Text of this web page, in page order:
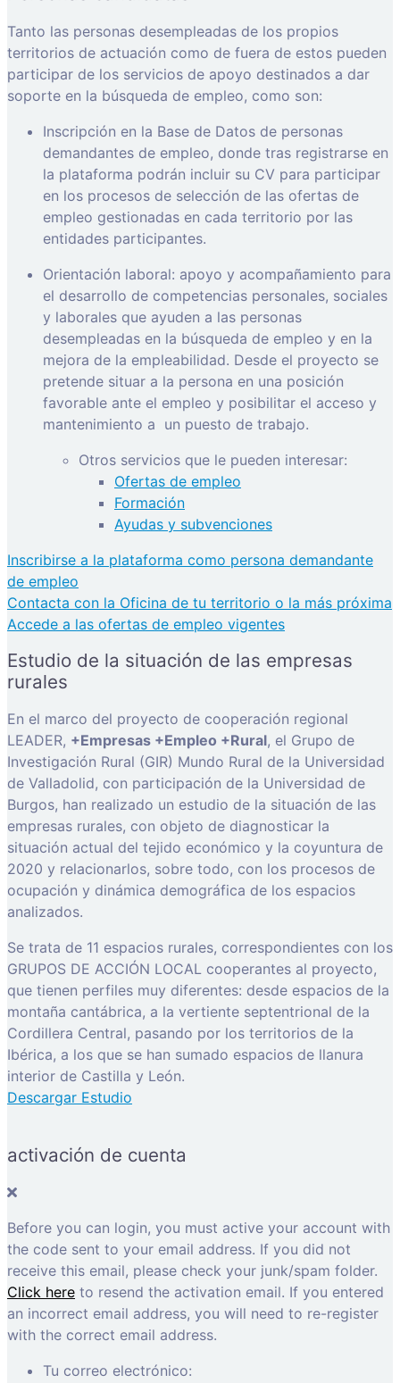
Tanto las personas desempleadas de los propios
territorios de actuación como de fuera de estos pueden
participar de los servicios de apoyo destinados a dar
soporte en la búsqueda de empleo, como son:
Inscripción en la Base de Datos de personas
demandantes de empleo, donde tras registrarse en
la plataforma podrán incluir su CV para participar
en los procesos de selección de las ofertas de
empleo gestionadas en cada territorio por las
entidades participantes.
Orientación laboral: apoyo y acompañamiento para
el desarrollo de competencias personales, sociales
y laborales que ayuden a las personas
desempleadas en la búsqueda de empleo y en la
mejora de la empleabilidad. Desde el proyecto se
pretende situar a la persona en una posición
favorable ante el empleo y posibilitar el acceso y
mantenimiento a un puesto de trabajo.
Otros servicios que le pueden interesar:
Ofertas de empleo
Formación
Ayudas y subvenciones
Inscribirse a la plataforma como persona demandante
de empleo
Contacta con la Oficina de tu territorio o la más próxima
Accede a las ofertas de empleo vigentes
Estudio de la situación de las empresas
rurales
En el marco del proyecto de cooperación regional
LEADER, +Empresas +Empleo +Rural, el Grupo de
Investigación Rural (GIR) Mundo Rural de la Universidad
de Valladolid, con participación de la Universidad de
Burgos, han realizado un estudio de la situación de las
empresas rurales, con objeto de diagnosticar la
situación actual del tejido económico y la coyuntura de
2020 y relacionarlos, sobre todo, con los procesos de
ocupación y dinámica demográfica de los espacios
analizados.
Se trata de 11 espacios rurales, correspondientes con los
GRUPOS DE ACCIÓN LOCAL cooperantes al proyecto,
que tienen perfiles muy diferentes: desde espacios de la
montaña cantábrica, a la vertiente septentrional de la
Cordillera Central, pasando por los territorios de la
Ibérica, a los que se han sumado espacios de llanura
interior de Castilla y León.
Descargar Estudio
activación de cuenta
Before you can login, you must active your account with
the code sent to your email address. If you did not
receive this email, please check your junk/spam folder.
Click here to resend the activation email. If you entered
an incorrect email address, you will need to re-register
with the correct email address.
Tu correo electrónico: